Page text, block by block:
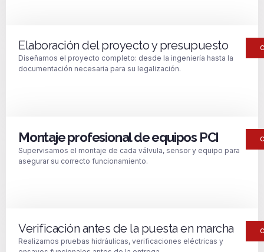
Elaboración del proyecto y presupuesto
Diseñamos el proyecto completo: desde la ingeniería hasta la
documentación necesaria para su legalización.
Montaje profesional de equipos PCI
Supervisamos el montaje de cada válvula, sensor y equipo para
asegurar su correcto funcionamiento.
Verificación antes de la puesta en marcha
Realizamos pruebas hidráulicas, verificaciones eléctricas y